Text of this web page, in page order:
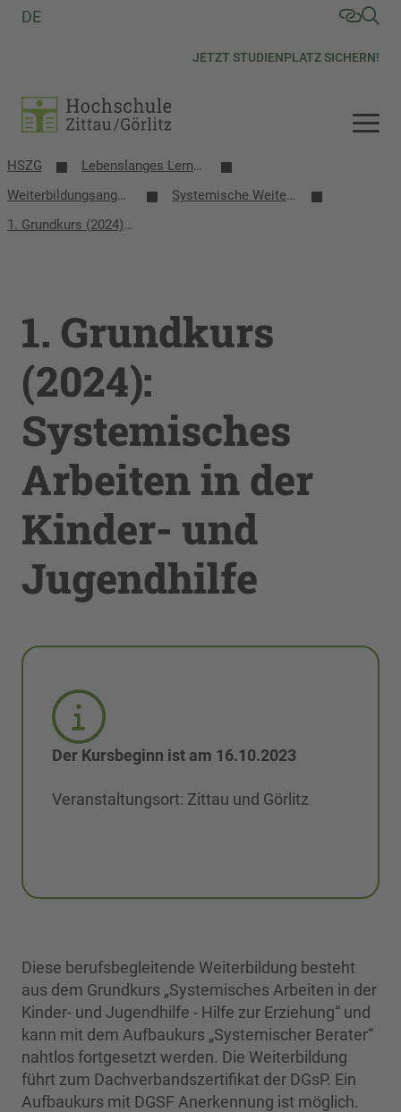
JETZT STUDIENPLATZ SICHERN!
DE
HSZG
Lebenslanges Lernen
Weiterbildungsangebote
Systemische Weiterbildungen
1. Grundkurs (2024): Systemisches Arbeiten in der Kinder- und Jugendhilfe
1. Grundkurs
(2024):
Systemisches
Arbeiten in der
Kinder- und
Jugendhilfe
Der Kursbeginn ist am 16.10.2023
Veranstaltungsort: Zittau und Görlitz
Diese berufsbegleitende Weiterbildung besteht
aus dem Grundkurs „Systemisches Arbeiten in der
Kinder- und Jugendhilfe - Hilfe zur Erziehung“ und
kann mit dem Aufbaukurs „Systemischer Berater“
nahtlos fortgesetzt werden. Die Weiterbildung
führt zum Dachverbandszertifikat der DGsP. Ein
Aufbaukurs mit DGSF Anerkennung ist möglich.